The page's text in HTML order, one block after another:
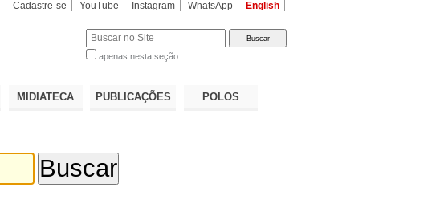
Cadastre-se YouTube Instagram WhatsApp English
apenas nesta seção
MIDIATECA PUBLICAÇÕES POLOS